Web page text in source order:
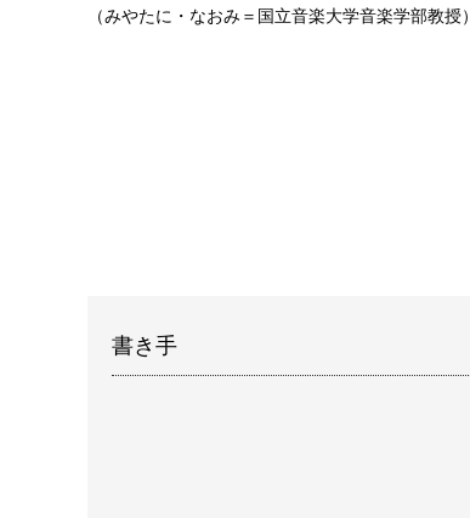
（みやたに・なおみ＝国立音楽大学音楽学部教授）
書き手